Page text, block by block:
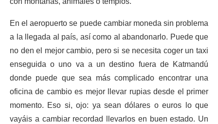
En el aeropuerto se puede cambiar moneda sin problema
a la llegada al país, así como al abandonarlo. Puede que
no den el mejor cambio, pero si se necesita coger un taxi
enseguida o uno va a un destino fuera de Katmandú
donde puede que sea más complicado encontrar una
oficina de cambio es mejor llevar rupias desde el primer
momento. Eso si, ojo: ya sean dólares o euros lo que
vayáis a cambiar recordad llevarlos en buen estado. Un